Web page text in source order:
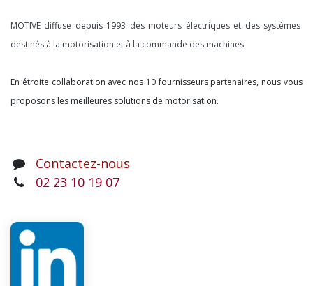
MOTIVE diffuse depuis 1993 des moteurs électriques et des systèmes
destinés à la motorisation et à la commande des machines.
En étroite collaboration avec nos 10 fournisseurs partenaires, nous vous
proposons les meilleures solutions de motorisation.
Contactez-nous
02 23 10 19 07